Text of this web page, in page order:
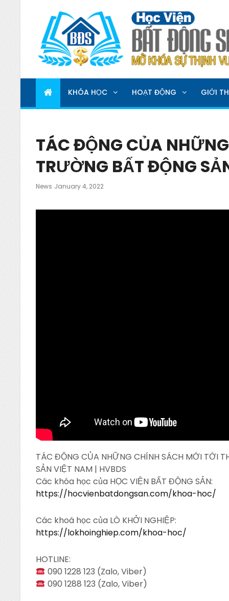
HỌC VIỆN BẤT ĐỘNG
MỞ KHOÁ SỰ THỊNH VƯỢNG
KHÓA HỌC HOẠT ĐỘNG GIỚI
TÁC ĐỘNG CỦA
TRƯỜNG BẤT ĐỘNG
News Posted
January 4, 2022
TÁC ĐỘNG CỦA NHỮNG CHÍNH SÁCH MỚI TỚI
SẢN VIỆT NAM | HVBDS
Các khóa học của HỌC VIỆN BẤT ĐỘNG SẢN:
https://hocvienbatdongsan.com/khoa-hoc/
Các khoá học của LÒ KHỞI NGHIỆP:
https://lokhoinghiep.com/khoa-hoc/
HOTLINE:
090 1228 123 (Zalo, Viber)
090 1288 123 (Zalo, Viber)